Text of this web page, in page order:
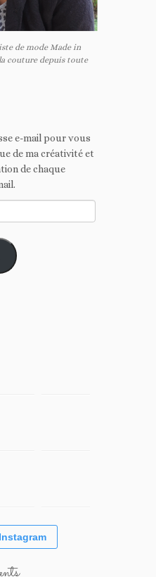
de mode Made in
couture depuis toute
e-mail pour vous
de ma créativité et
de chaque